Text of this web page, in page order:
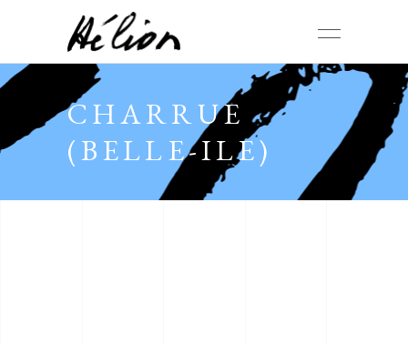
CHARRUE
(BELLE-ILE)